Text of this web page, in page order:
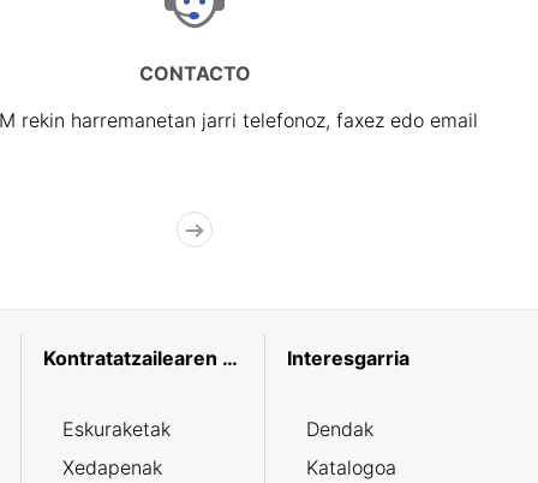
CONTACTO
rekin harremanetan jarri telefonoz, faxez edo email
Kontratatzailearen profila
Eskuraketak
Xedapenak
Interesgarria
Dendak
Katalogoa